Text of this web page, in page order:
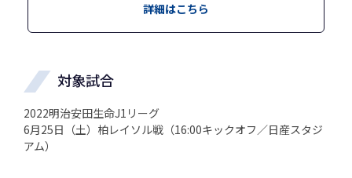
詳細はこちら
対象試合
2022明治安田生命J1リーグ
6月25日（土）柏レイソル戦（16:00キックオフ／日産スタジ
アム）